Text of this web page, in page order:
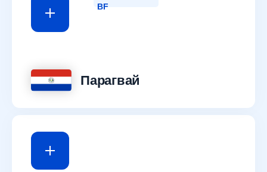
BF
Парагвай